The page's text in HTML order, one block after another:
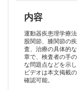
3 重要なポイン
4 問診時に知っ
5 治療に結び付
6 問診のまとめ
7 他部門情報（
3章 検査測定の前
1 患部，術部の
2 検査測定の前
4章 膝関節/股関節
内容
運動器疾患理学療
股関節、膝関節の
査、治療の具体的
章で、検査者の手
な問題点などを示
ビデオは本文掲載
確認可能。